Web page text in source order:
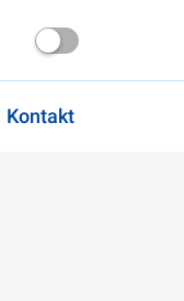
Kontakt